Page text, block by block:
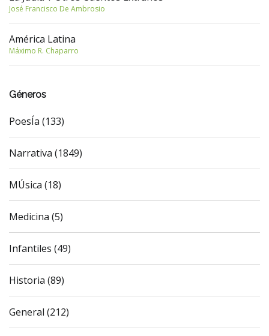
José Francisco De Ambrosio
América Latina
Máximo R. Chaparro
Géneros
PoesÍa (133)
Narrativa (1849)
MÚsica (18)
Medicina (5)
Infantiles (49)
Historia (89)
General (212)